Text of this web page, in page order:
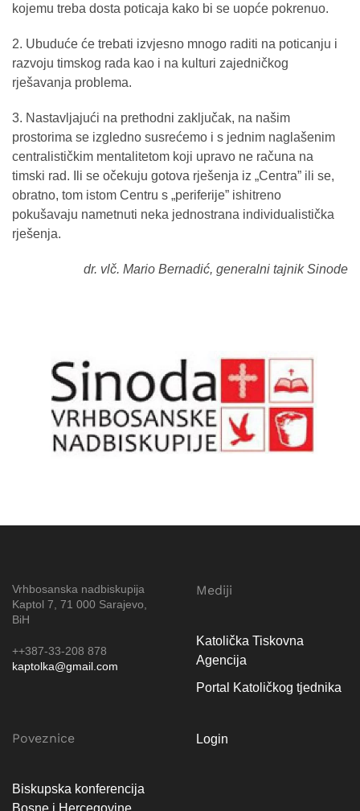
kojemu treba dosta poticaja kako bi se uopće pokrenuo.
2. Ubuduće će trebati izvjesno mnogo raditi na poticanju i
razvoju timskog rada kao i na kulturi zajedničkog
rješavanja problema.
3. Nastavljajući na prethodni zaključak, na našim
prostorima se izgledno susrećemo i s jednim naglašenim
centralističkim mentalitetom koji upravo ne računa na
timski rad. Ili se očekuju gotova rješenja iz „Centra” ili se,
obratno, tom istom Centru s „periferije” ishitreno
pokušavaju nametnuti neka jednostrana individualistička
rješenja.
dr. vlč. Mario Bernadić, generalni tajnik Sinode
Vrhbosanska nadbiskupija
Kaptol 7, 71 000 Sarajevo,
BiH
++387-33-208 878
kaptolka@gmail.com
Mediji
Katolička Tiskovna
Agencija
Portal Katoličkog tjednika
Poveznice
Biskupska konferencija
Bosne i Hercegovine
Login